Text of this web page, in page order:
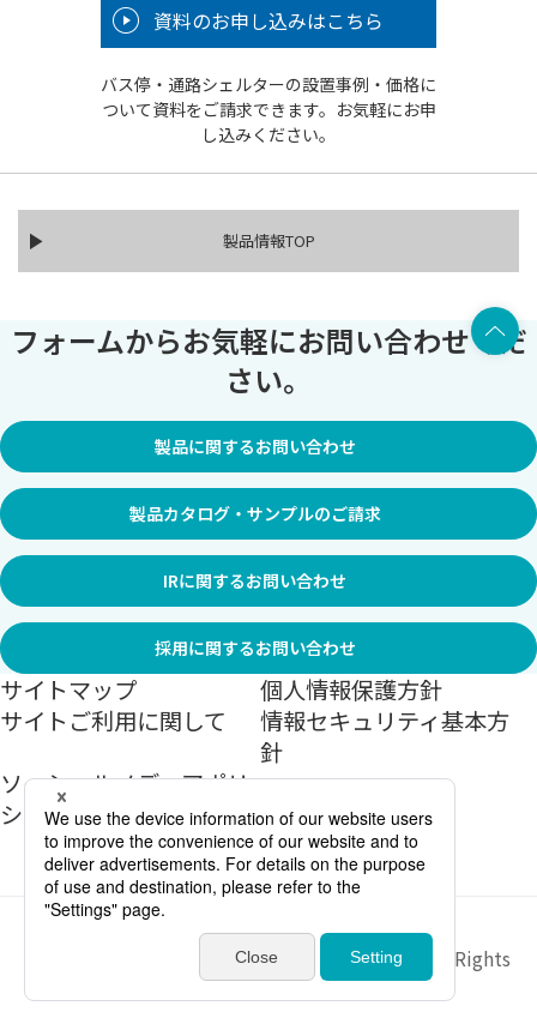
資料のお申し込みはこちら
バス停・通路シェルターの設置事例・価格に
ついて資料をご請求できます。お気軽にお申
し込みください。
製品情報TOP
フォームからお気軽にお問い合わせくだ
さい。
製品に関するお問い合わせ
製品カタログ・サンプルのご請求
IRに関するお問い合わせ
採用に関するお問い合わせ
サイトマップ
個人情報保護方針
サイトご利用に関して
情報セキュリティ基本方
針
ソーシャルメディアポリ
シー
Sekisui Jushi Corporation All Rights
Reserved.